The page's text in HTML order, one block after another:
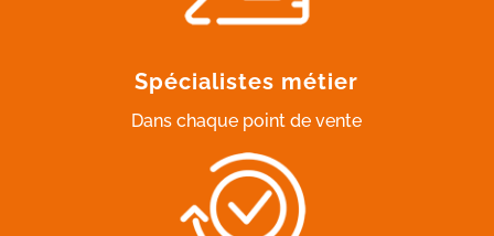
Spécialistes métier
Dans chaque point de vente